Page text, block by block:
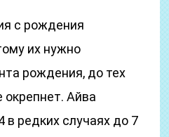
с рождения
их нужно
рождения, до тех
окрепнет. Айва
в редких случаях до 7